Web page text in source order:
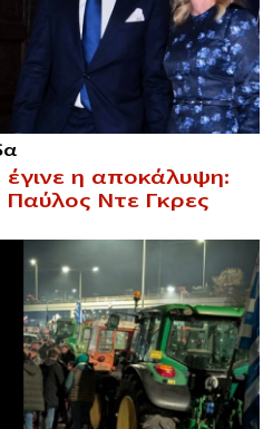
η αποκάλυψη:
Ντε Γκρες